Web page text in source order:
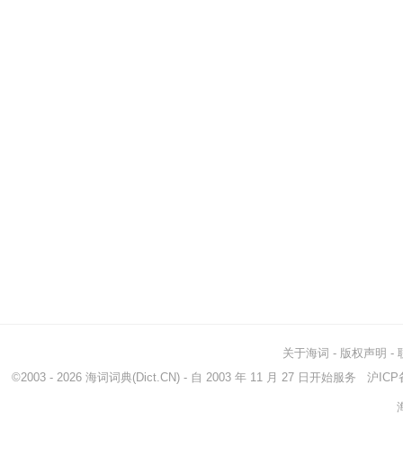
关于海词 - 版权声明 -
©2003 - 2026 海词词典(Dict.CN) - 自 2003 年 11 月 27 日开始服务 沪ICP